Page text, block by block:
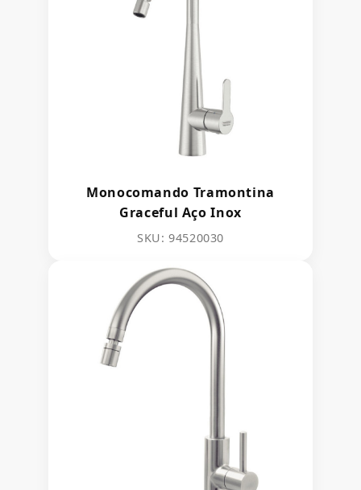
Monocomando Tramontina
Graceful Aço Inox
SKU: 94520030